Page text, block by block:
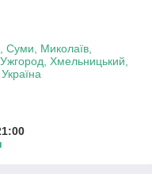
Суми, Миколаїв,
Ужгород, Хмельницький,